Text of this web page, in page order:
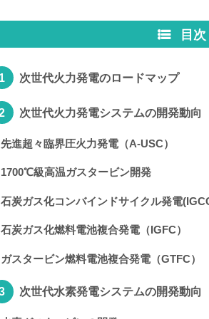
目次
次世代火力発電のロードマップ
次世代火力発電システムの開発動向
先進超々臨界圧火力発電（A-USC）
1700℃級高温ガスタービン開発
石炭ガス化コンバインドサイクル発電
石炭ガス化燃料電池複合発電（IGFC）
ガスタービン燃料電池複合発電（GTFC）
次世代水素発電システムの開発動向